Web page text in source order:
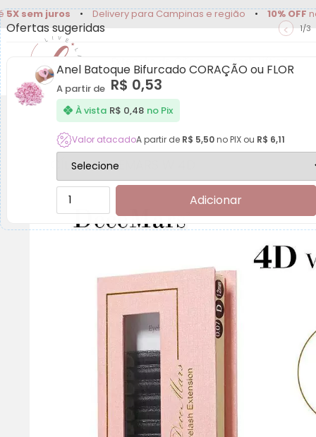
juros • Delivery para Campinas e região • 10% OFFno PIX •
Extensão de Cílios Lash Lifting
CÍLIOS DECEMARS W 4D
Ofertas sugeridas < 1/3
Anel Batoque Bifurcado CORAÇÃO ou FLOR
A partir de R$ 0,53
À vista R$ 0,48 no Pix
Valor atacadoA partir de R$ 5,50no PIX ou R$ 6,11
Adicionar